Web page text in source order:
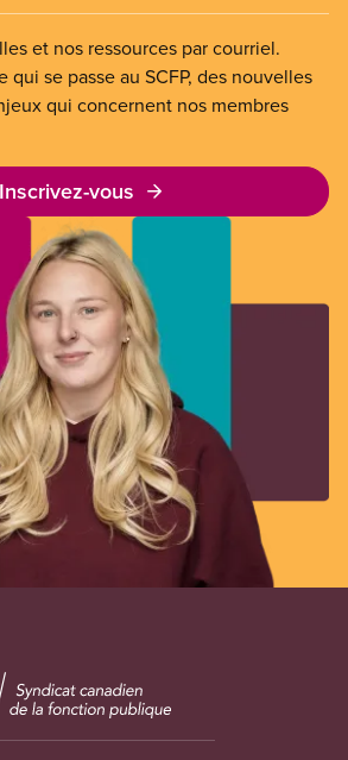
et nos ressources par courriel.
qui se passe au SCFP, des nouvelles
qui concernent nos membres
Inscrivez-vous